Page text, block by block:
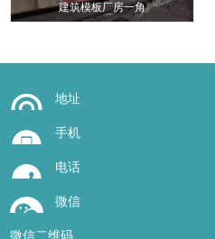
建筑模板厂房一角
地址
手机
电话
微信
微信二维码